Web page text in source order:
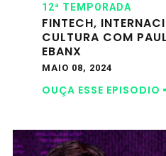
12ª TEMPORADA
FINTECH,
CULTURA COM
EBANX
MAIO 08, 2024
OUÇA ESSE EPISODIO